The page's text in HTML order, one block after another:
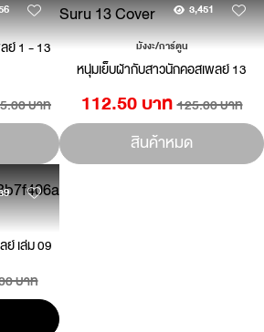
ย์ 1 - 13
บาท
3,451
มังงะ/การ์ตูน
หนุ่มเย็บผ้ากับสาวนักคอสเพลย์ 13
112.50 บาท 125.00 บาท
สินค้าหมด
เล่ม 09
บาท